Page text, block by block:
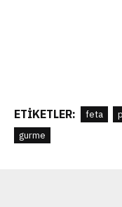
ETIKETLER: feta
gurme